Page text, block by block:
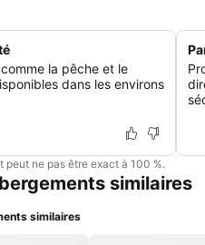
la pêche et le
dans les environs
peut ne pas être exact à 100 %.
similaires
similaires